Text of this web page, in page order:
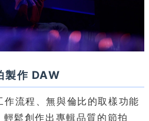
製作 DAW
流程、無與倫比的取樣功能
鬆創作出專輯品質的節拍